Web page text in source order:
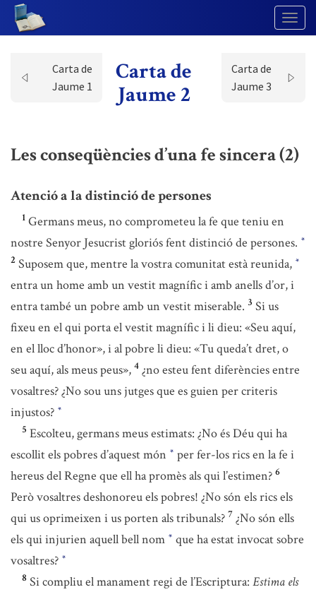
Carta de
Jaume 1
Carta de
Jaume 2
Carta de
Jaume 3
Les conseqüències d’una fe sincera (2)
Atenció a la distinció de persones
1 Germans meus, no comprometeu la fe que teniu en
nostre Senyor Jesucrist gloriós fent distinció de persones. *
2 Suposem que, mentre la vostra comunitat està reunida, *
entra un home amb un vestit magnífic i amb anells d’or, i
entra també un pobre amb un vestit miserable. 3 Si us
fixeu en el qui porta el vestit magnífic i li dieu: «Seu aquí,
en el lloc d’honor», i al pobre li dieu: «Tu queda’t dret, o
seu aquí, als meus peus», 4 ¿no esteu fent diferències entre
vosaltres? ¿No sou uns jutges que es guien per criteris
injustos? *
5 Escolteu, germans meus estimats: ¿No és Déu qui ha
escollit els pobres d’aquest món * per fer-los rics en la fe i
hereus del Regne que ell ha promès als qui l’estimen? 6
Però vosaltres deshonoreu els pobres! ¿No són els rics els
qui us oprimeixen i us porten als tribunals? 7 ¿No són ells
els qui injurien aquell bell nom * que ha estat invocat sobre
vosaltres? *
8 Si compliu el manament regi de l’Escriptura: Estima els